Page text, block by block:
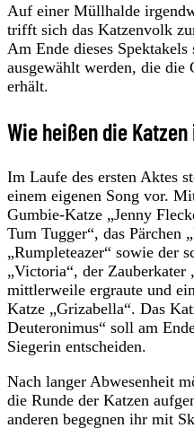
Auf einer Müllhalde
trifft sich das Katzenvolk
Am Ende dieses
ausgewählt werden, die die
erhält.
Wie heißen die Katzen
Im Laufe des ersten Aktes
einem eigenen Song vor.
Gumbie-Katze „Jenny
Tum Tugger“, das Pärchen
„Rumpleteazer“ sowie der
„Victoria“, der
mittlerweile ergraute und
Katze „Grizabella“. Das
Deuteronimus“ soll am
Siegerin entscheiden.
Nach langer Abwesenheit
die Runde der Katzen
anderen begegnen ihr mit